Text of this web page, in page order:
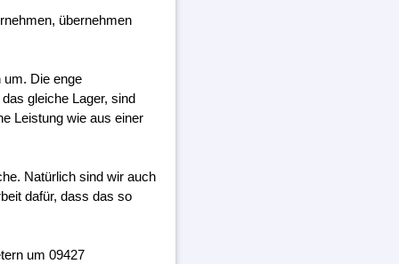
übernehmen
um. Die enge
gleiche Lager, sind
Leistung wie aus einer
Natürlich sind wir auch
dafür, dass das so
um 09427